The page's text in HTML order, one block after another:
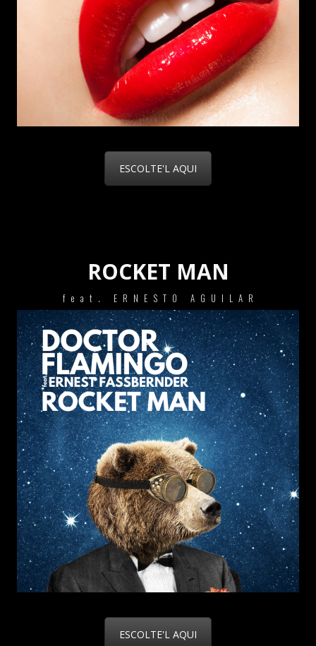
ESCOLTE'L AQUI
ROCKET MAN
feat. ERNESTO AGUILAR
ESCOLTE'L AQUI